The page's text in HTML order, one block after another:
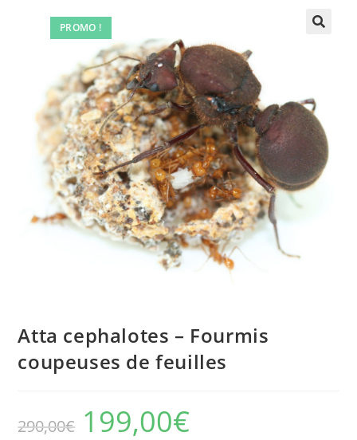
PROMO !
Atta cephalotes – Fourmis
coupeuses de feuilles
290,00€
Le
prix
initial
199,00€